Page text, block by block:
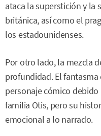
ataca la superstición y la
británica, así como el
los estadounidenses.
Por otro lado, la mezcla
profundidad. El
personaje cómico
familia Otis, pero su
emocional a lo narrado.